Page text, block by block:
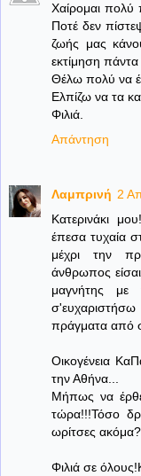
Χαίρομαι
Ποτέ δεν
ζωής μας
εκτίμηση
Θέλω πολύ να
Ελπίζω να τα
Φιλιά.
Απάντηση
Λαμπρινή 2
Κατερινάκι
έπεσα τυχαία
μέχρι την
άνθρωπος
μαγνήτης με
πράγματα από
Οικογένεια
την Αθήνα...
Μήπως να
τώρα!!!Τόσο
ωρίτσες
Φιλιά σε